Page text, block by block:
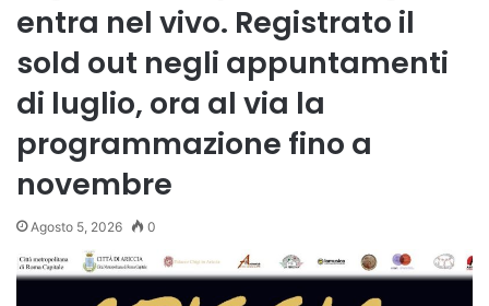
entra nel vivo. Registrato il
sold out negli appuntamenti
di luglio, ora al via la
programmazione fino a
novembre
Agosto 5, 2026 0